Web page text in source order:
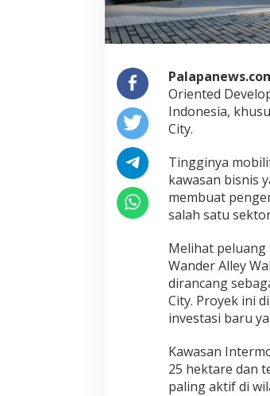
Oriented
Indonesia,
City.
Tingginya
kawasan bisnis
membuat
salah satu
Melihat peluang
Wander Alley
dirancang
City. Proyek ini
investasi baru
Kawasan
25 hektare dan
paling aktif di